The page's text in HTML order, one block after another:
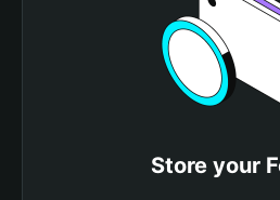
Store your